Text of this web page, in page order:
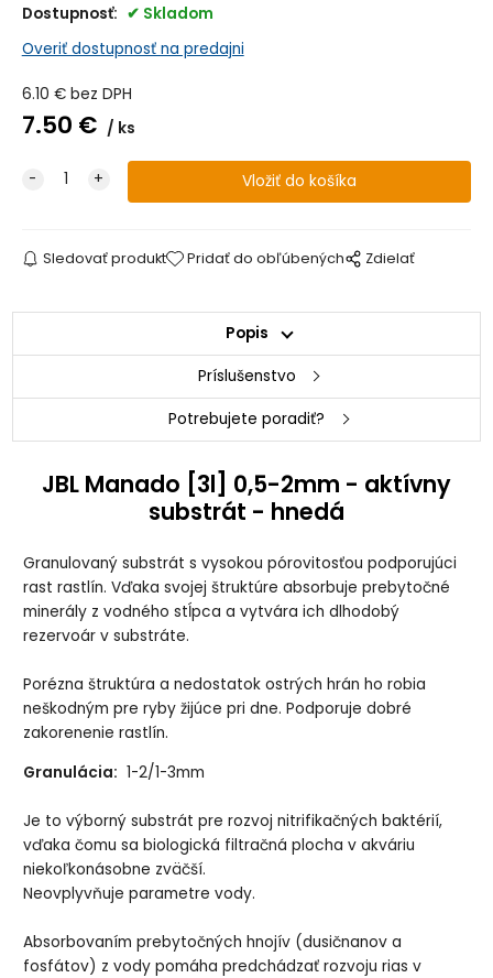
Dostupnosť:
Skladom
Overiť dostupnosť na predajni
6.10 € bez DPH
7.50 € ks
Sledovať produkt Pridať do obľúbených Zdielať
Popis
Príslušenstvo
Potrebujete poradiť?
JBL Manado [3l] 0,5-2mm - aktívny
substrát - hnedá
Granulovaný substrát s vysokou pórovitosťou podporujúci
rast rastlín. Vďaka svojej štruktúre absorbuje prebytočné
minerály z vodného stĺpca a vytvára ich dlhodobý
rezervoár v substráte.
Porézna štruktúra a nedostatok ostrých hrán ho robia
neškodným pre ryby žijúce pri dne. Podporuje dobré
zakorenenie rastlín.
Granulácia: 1-2/1-3mm
Je to výborný substrát pre rozvoj nitrifikačných baktérií,
vďaka čomu sa biologická filtračná plocha v akváriu
niekoľkonásobne zväčší.
Neovplyvňuje parametre vody.
Absorbovaním prebytočných hnojív (dusičnanov a
fosfátov) z vody pomáha predchádzať rozvoju rias v